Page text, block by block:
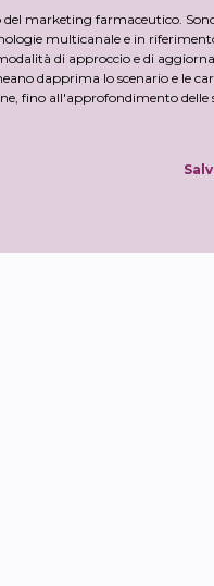
marketing farmaceutico.
multicanale e in
di approccio e di
dapprima lo scenario e le
fino all'approfondimento delle